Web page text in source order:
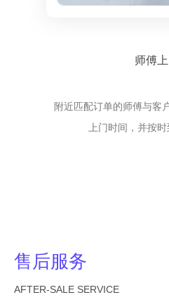
师傅
附近匹配订单的师傅与客
上门时间，并按
售后服务
AFTER-SALE SERVICE